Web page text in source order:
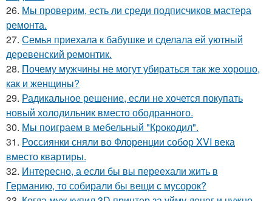
26. Мы проверим, есть ли среди подписчиков мастера
ремонта.
27. Семья приехала к бабушке и сделала ей уютный
деревенский ремонтик.
28. Почему мужчины не могут убираться так же хорошо,
как и женщины?
29. Радикальное решение, если не хочется покупать
новый холодильник вместо ободранного.
30. Мы поиграем в мебельный "Крокодил".
31. Россиянки сняли во Флоренции собор XVI века
вместо квартиры.
32. Интересно, а если бы вы переехали жить в
Германию, то собирали бы вещи с мусорок?